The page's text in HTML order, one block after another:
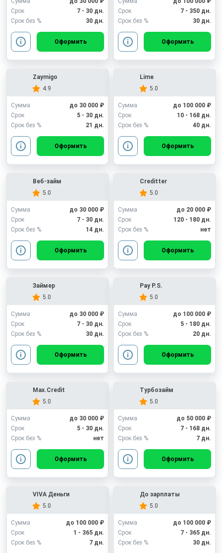
Срок
7 - 30 дн.
Срок без %
30 дн.
Оформить
Срок
7 - 350 дн.
Срок без %
30 дн.
Оформить
Zaymigo
4.9
Сумма
до 30 000 ₽
Срок
5 - 30 дн.
Срок без %
21 дн.
Оформить
Lime
5.0
Сумма
до 100 000 ₽
Срок
10 - 168 дн.
Срок без %
40 дн.
Оформить
Веб-займ
5.0
Сумма
до 30 000 ₽
Срок
7 - 30 дн.
Срок без %
14 дн.
Оформить
Creditter
5.0
Сумма
до 20 000 ₽
Срок
120 - 180 дн.
Срок без %
нет
Оформить
Займер
5.0
Сумма
до 30 000 ₽
Срок
7 - 30 дн.
Срок без %
30 дн.
Оформить
Pay P.S.
5.0
Сумма
до 100 000 ₽
Срок
5 - 180 дн.
Срок без %
20 дн.
Оформить
Max.Credit
5.0
Сумма
до 30 000 ₽
Срок
5 - 30 дн.
Срок без %
нет
Оформить
Турбозайм
5.0
Сумма
до 50 000 ₽
Срок
7 - 168 дн.
Срок без %
7 дн.
Оформить
VIVA Деньги
5.0
Сумма
до 100 000 ₽
Срок
1 - 365 дн.
Срок без %
7 дн.
До зарплаты
5.0
Сумма
до 100 000 ₽
Срок
7 - 365 дн.
Срок без %
30 дн.